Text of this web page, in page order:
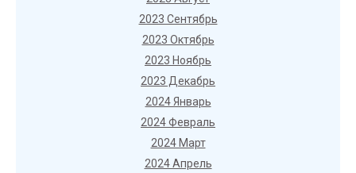
2023 Сентябрь
2023 Октябрь
2023 Ноябрь
2023 Декабрь
2024 Январь
2024 Февраль
2024 Март
2024 Апрель